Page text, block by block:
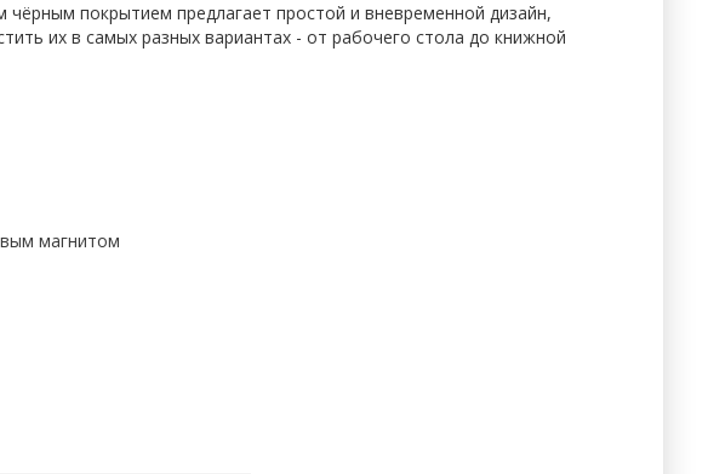
покрытием предлагает простой и вневременной дизайн,
их в самых разных вариантах - от рабочего стола до книжной
магнитом